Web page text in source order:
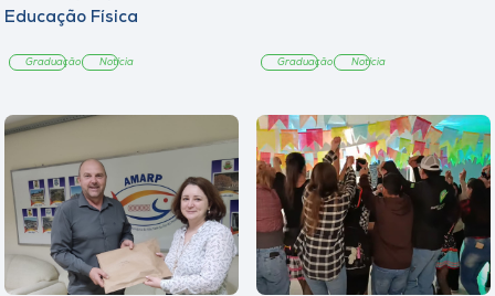
Educação Física
Graduação Notícia Graduação Notícia